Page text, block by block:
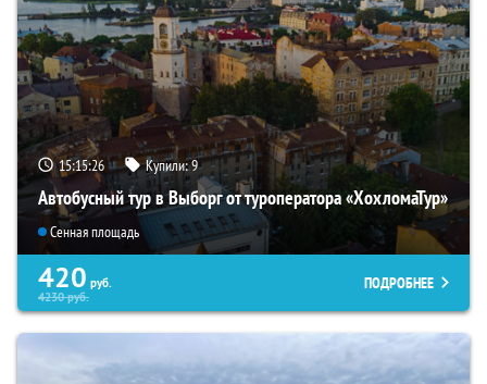
15:15:25 Купили:9
Автобусный тур в Выборг от туроператора «ХохломаТур»
Сенная площадь
420 руб.
4230руб.
ПОДРОБНЕЕ